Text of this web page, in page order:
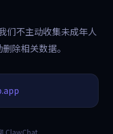
们不主动收集未成年人
除相关数据。
ClawChat